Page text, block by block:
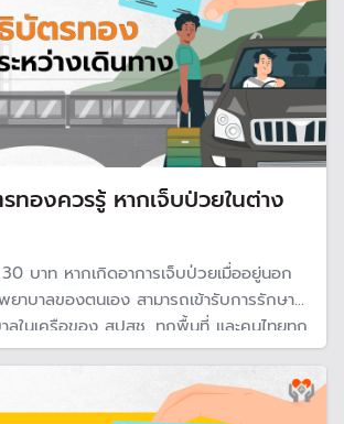
ทองควรรู้ หากเจ็บป่วยในต่าง
บาท หากเกิดอาการเจ็บป่วยเมื่ออยู่นอก
าบาลของตนเอง สามารถเข้ารับการรักษา
ลในเครือของ สปสช. ทุกพื้นที่ และคนไทยทุก
เฉินวิกฤติถึงแก่ชีวิต สามารถใช้สิทธิ UCEP
จะเป็นโรงพบาบาลรัฐหรือเอกชน